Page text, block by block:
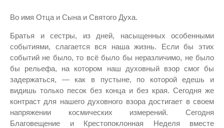
Во имя Отца и Сына и Святого Духа.
Братья и сестры, из дней, насыщенных особенными
событиями, слагается вся наша жизнь. Если бы этих
событий не было, то всё было бы неразличимо, не было
бы рельефа, на котором наш духовный взор смог бы
задержаться, — как в пустыне, по которой едешь и
видишь только песок без конца и без края. Сегодня же
контраст для нашего духовного взора достигает в своем
напряжении космических измерений. Сегодня
Благовещение и Крестопоклонная Неделя вместе